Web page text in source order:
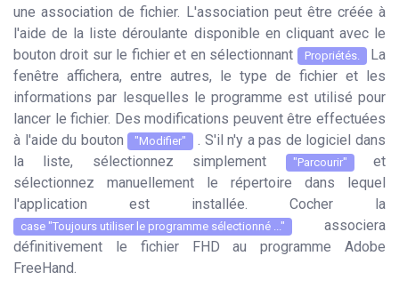
une association de fichier. L'association peut être créée à
l'aide de la liste déroulante disponible en cliquant avec le
bouton droit sur le fichier et en sélectionnant
Propriétés. La
fenêtre affichera, entre autres, le type de fichier et les
informations par lesquelles le programme est utilisé pour
lancer le fichier. Des modifications peuvent être effectuées
à l'aide du bouton "Modifier"
. S'il n'y a pas de logiciel dans
la liste, sélectionnez simplement
"Parcourir" et
sélectionnez manuellement le répertoire dans lequel
l'application est installée. Cocher la
case "Toujours utiliser le programme sélectionné ..."
associera
définitivement le fichier FHD au programme Adobe
FreeHand.